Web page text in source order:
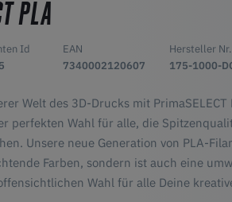
PLA
Id
EAN
7340002120607
Hersteller Nr.
175-1000-
Welt des 3D-Drucks mit PrimaSELECT
perfekten Wahl für alle, die
Unsere neue Generation von PLA-
Farben, sondern ist auch eine
Wahl für alle Deine